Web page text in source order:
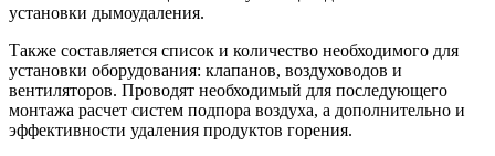
установки дымоудаления.
Также составляется список и количество необходимого для
установки оборудования: клапанов, воздуховодов и
вентиляторов. Проводят необходимый для последующего
монтажа расчет систем подпора воздуха, а дополнительно и
эффективности удаления продуктов горения.